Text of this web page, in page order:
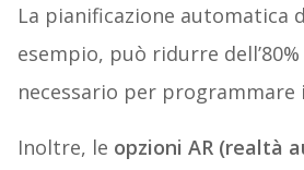
La pianificazione automatica
esempio, può ridurre
necessario per programmare
Inoltre, le opzioni AR (realtà